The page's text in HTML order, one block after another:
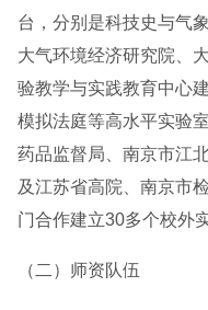
台，分别是科技史与气
大气环境经济研究院、
验教学与实践教育中心
模拟法庭等高水平实验
药品监督局、南京市江
及江苏省高院、南京市
门合作建立30多个校外
（二）师资队伍